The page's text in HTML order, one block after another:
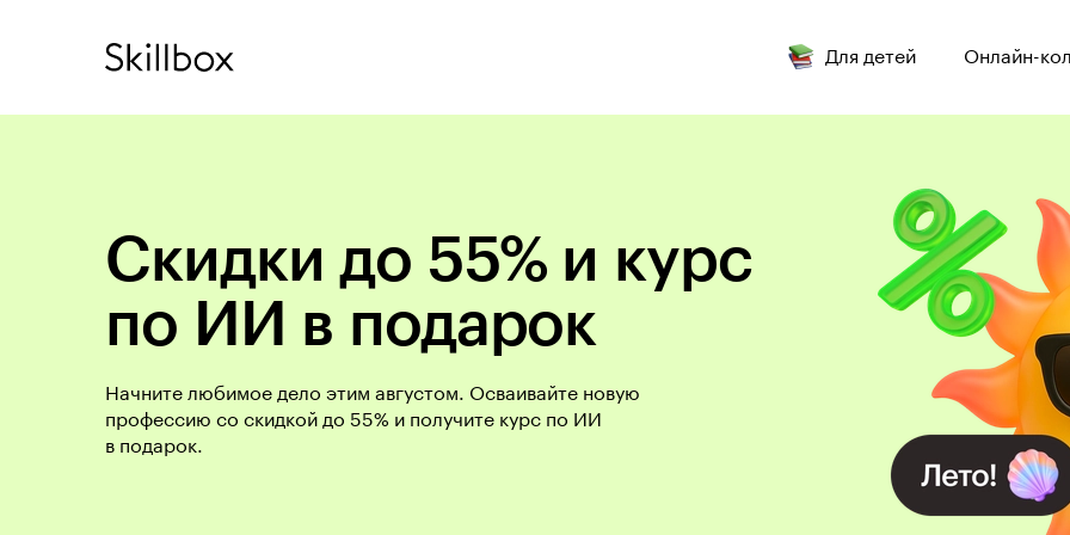
Для детей Онлайн-
Скидки до 55% и курс
по ИИ в подарок
Начните любимое дело этим августом. Осваивайте новую
профессию со скидкой до 55% и получите курс по ИИ
в подарок.